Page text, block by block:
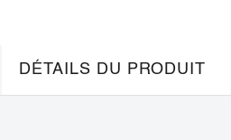
DÉTAILS DU PRODUIT